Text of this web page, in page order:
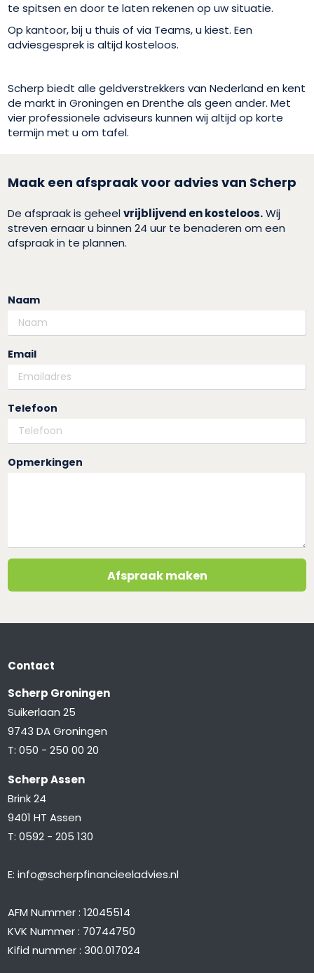
te spitsen en door te laten rekenen op uw situatie.
Op kantoor, bij u thuis of via Teams, u kiest. Een
adviesgesprek is altijd kosteloos.
Scherp biedt alle geldverstrekkers van Nederland en kent
de markt in Groningen en Drenthe als geen ander. Met
vier professionele adviseurs kunnen wij altijd op korte
termijn met u om tafel.
Maak een afspraak voor advies van Scherp
De afspraak is geheelvrijblijvend en kosteloos.Wij
streven ernaar u binnen 24 uur te benaderen om een
afspraak in te plannen.
Naam
Email
Telefoon
Opmerkingen
Afspraak maken
Contact
Scherp Groningen
Suikerlaan 25
9743 DA Groningen
T:050 - 250 00 20
Scherp Assen
Brink 24
9401 HT Assen
T:0592 - 205 130
E:info@scherpfinancieeladvies.nl
AFM Nummer : 12045514
KVK Nummer : 70744750
Kifid nummer : 300.017024